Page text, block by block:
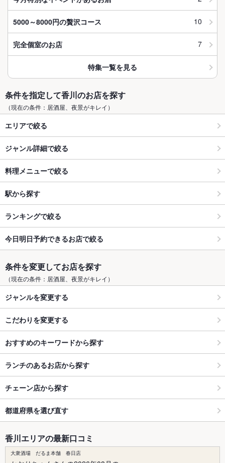
5000～8000円の贅沢コース 10
完全個室のお店 7
特集一覧を見る
条件を指定して香川のお店を探す
（現在の条件：居酒屋、夜景がキレイ）
エリアで絞る
ジャンル詳細で絞る
料理メニューで絞る
駅から探す
ランキングで絞る
今日明日予約できるお店で絞る
条件を変更してお店を探す
（現在の条件：居酒屋、夜景がキレイ）
ジャンルを変更する
こだわりを変更する
おすすめのキーワードから探す
ランチのあるお店から探す
チェーン店から探す
都道府県を選び直す
香川エリアの最新口コミ
大衆酒場 だるま本舗 春日店